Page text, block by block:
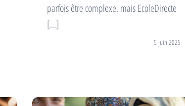
parfois être complexe, mais EcoleDirecte
[…]
5 juin 2025